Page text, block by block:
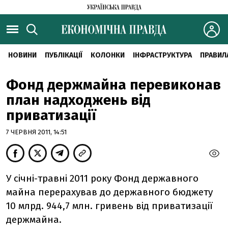
НОВИНИ ПУБЛІКАЦІЇ КОЛОНКИ ІНФРАСТРУКТУРА
Фонд держмайна перевиконав
план надходжень від
приватизації
7 ЧЕРВНЯ 2011, 14:51
У січні-травні 2011 року Фонд державного
майна перерахував до державного бюджету
10 млрд. 944,7 млн. гривень від приватизації
держмайна.